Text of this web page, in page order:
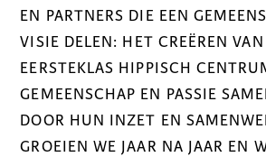
EN PARTNERS DIE EEN
VISIE DELEN: HET CREËREN VAN
EERSTEKLAS HIPPISCH
GEMEENSCHAP EN PASSIE
DOOR HUN INZET EN
GROEIEN WE JAAR NA JAAR EN